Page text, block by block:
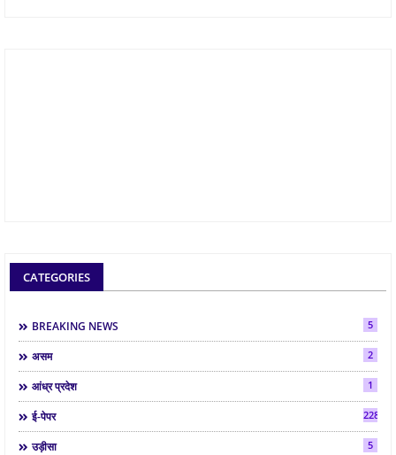
CATEGORIES
BREAKING NEWS 5
असम 2
आंध्र प्रदेश 1
ई-पेपर 2286
उड़ीसा 5